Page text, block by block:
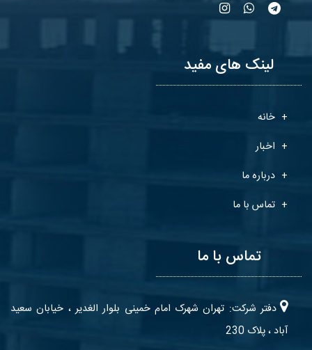
لینک های مفید
خانه
اخبار
درباره ما
تماس با ما
تماس با ما
دفتر شرکت: تهران شهرک امام خمینی بلوار الغدیر ، خیابان سعید
آباد ، پلاک 230